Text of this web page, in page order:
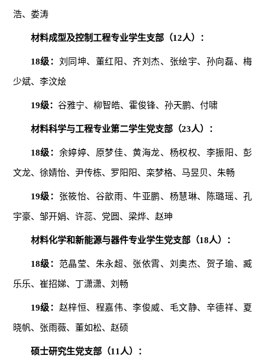
浩、娄涛
材料成型及控制工程专业学生支部（12人）：
18级： 刘同坤、董红阳、齐刘杰、张绘宇、孙向磊、梅
少斌、李汶烩
19级： 谷雅宁、柳智皓、霍俊锋、孙天鹏、付啸
材料科学与工程专业第二学生党支部（23人）：
18级： 余婷婷、原梦佳、黄海龙、杨权权、李振阳、彭
文龙、徐婧怡、尹传栋、罗阳阳、栾梦格、马昱贝、朱畅
19级： 张筱怡、谷歆雨、牛亚鹏、杨慧琳、陈璐瑶、孔
宇豪、邹开娟、许蕊、党圆、梁烨、赵珅
材料化学和新能源与器件专业学生党支部（18人）：
18级： 范晶莹、朱永超、张依霄、刘奥杰、贺子瑜、臧
乐乐、崔招娣、丁潇潇、刘畅
19级： 赵梓恒、程嘉伟、李俊威、毛文静、辛德祥、夏
晓帆、张雨薇、董如松、赵硕
硕士研究生党支部（11人）：